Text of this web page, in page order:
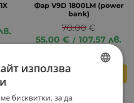
Фар V9D 1800LM (power
bank)
70.00€
55.00 € / 107.57 лв.
КУПИ
използва
бисквитки, за да